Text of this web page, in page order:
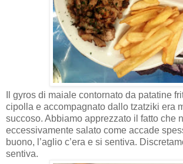
Il gyros di maiale contornato da patatine
cipolla e accompagnato dallo tzatziki era
succoso. Abbiamo apprezzato il fatto che
eccessivamente salato come accade
buono, l’aglio c’era e si sentiva.
sentiva.